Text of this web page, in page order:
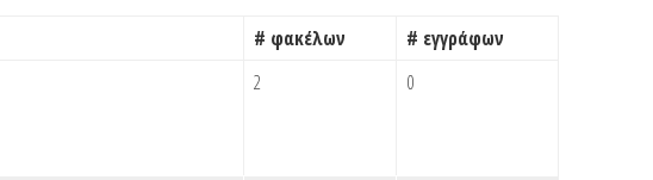
# φακέλων # εγγράφων
2 0